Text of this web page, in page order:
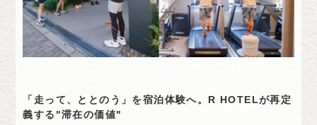
「走って、ととのう」を宿泊体験へ。R HOTELが再定
義する"滞在の価値"